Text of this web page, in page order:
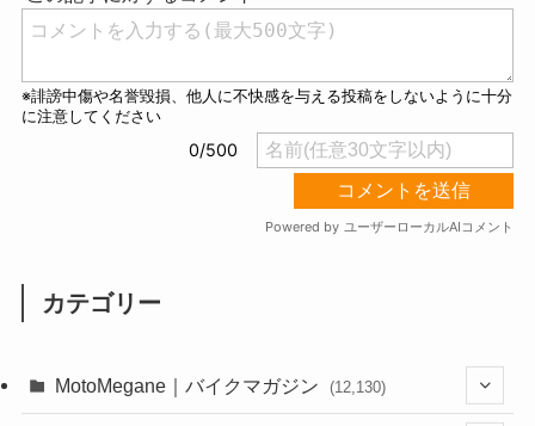
カテゴリー
MotoMegane｜バイクマガジン (12,130)